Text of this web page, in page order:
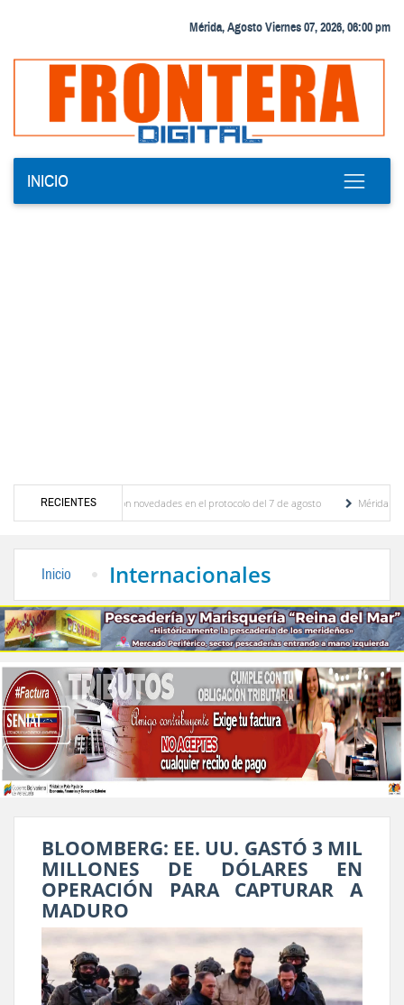
Mérida, Agosto Viernes 07, 2026, 06:00 pm
INICIO
RECIENTES
y se conocieron novedades en el protocolo del 7 de agosto
Mérida territorio
Inicio Internacionales
BLOOMBERG: EE. UU. GASTÓ 3 MIL
MILLONES DE DÓLARES EN
OPERACIÓN PARA CAPTURAR A
MADURO